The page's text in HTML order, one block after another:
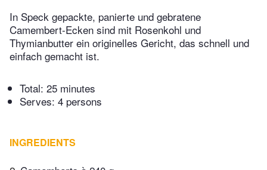
In Speck gepackte, panierte und gebratene
Camembert-Ecken sind mit Rosenkohl und
Thymianbutter ein originelles Gericht, das schnell und
einfach gemacht ist.
Total: 25 minutes
Serves: 4 persons
INGREDIENTS